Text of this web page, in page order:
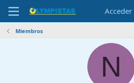
Acceder
Miembros
N